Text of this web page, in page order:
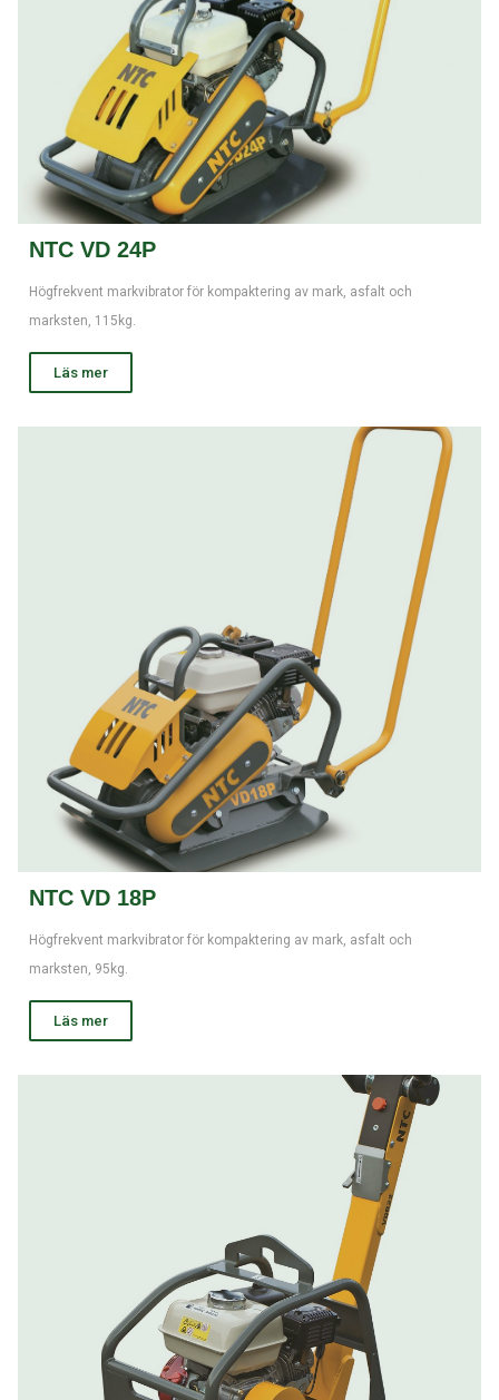
NTC VD 24P
Högfrekvent markvibrator för kompaktering av mark, asfalt och
marksten, 115kg.
Läs mer
NTC VD 18P
Högfrekvent markvibrator för kompaktering av mark, asfalt och
marksten, 95kg.
Läs mer